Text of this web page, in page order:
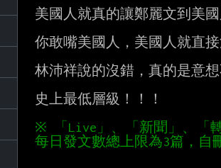
美國人就真的讓鄭麗文到美
你敢嘴美國人，美國人就直
林沛祥說的沒錯，真的是意
史上最低層級！！！
※ 「Live」、「新聞」、「
每日發文數總上限為3篇，